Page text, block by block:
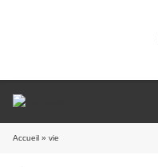
Accueil » vie